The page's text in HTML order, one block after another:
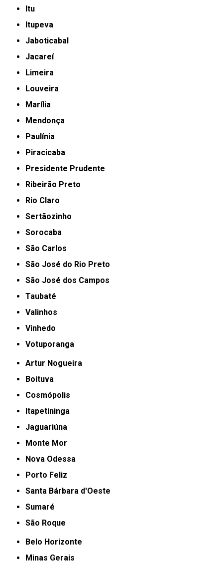
Itu
Itupeva
Jaboticabal
Jacareí
Limeira
Louveira
Marília
Mendonça
Paulínia
Piracicaba
Presidente Prudente
Ribeirão Preto
Rio Claro
Sertãozinho
Sorocaba
São Carlos
São José do Rio Preto
São José dos Campos
Taubaté
Valinhos
Vinhedo
Votuporanga
Artur Nogueira
Boituva
Cosmópolis
Itapetininga
Jaguariúna
Monte Mor
Nova Odessa
Porto Feliz
Santa Bárbara d'Oeste
Sumaré
São Roque
Belo Horizonte
Minas Gerais